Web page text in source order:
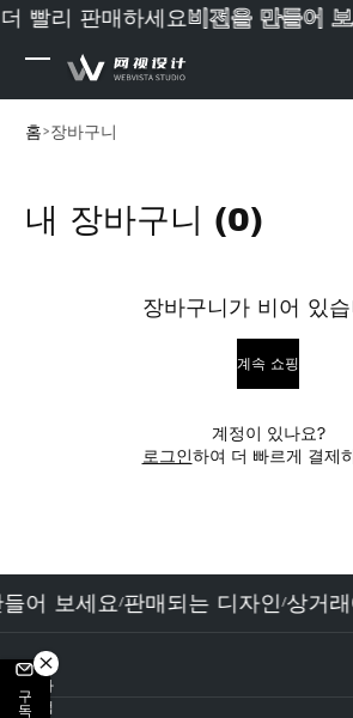
내용으로 건너뛰기
빨리 판매하세요비전을 만들어
홈 장바구니
내 장바구니 (0)
장바구니가 비어 있
계속 쇼핑
계정이 있나요?
로그인하여 더 빠르게 결제
어 보세요/판매되는 디자인/상거
테마
산업